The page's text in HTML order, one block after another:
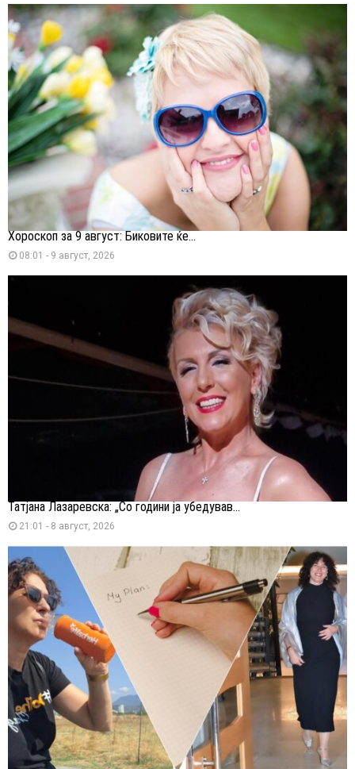
Хороскоп за 9 август: Биковите ќе...
08:01 - 9 август, 2026
Татјана Лазаревска: „Со години ја убедував...
21:01 - 8 август, 2026